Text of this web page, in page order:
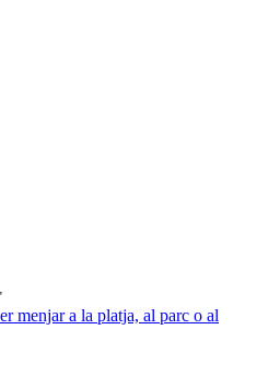
menjar a la platja, al parc o al